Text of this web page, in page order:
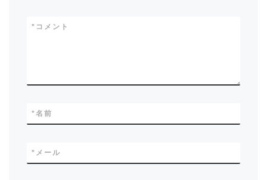
コメント
*
名前
*
メール
*